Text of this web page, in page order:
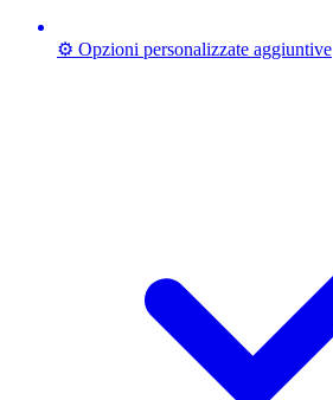
⚙️ Opzioni personalizzate aggiuntive